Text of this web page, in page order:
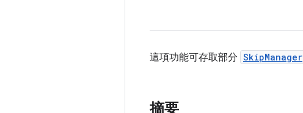
這項功能可存取部分 SkipManager
摘要